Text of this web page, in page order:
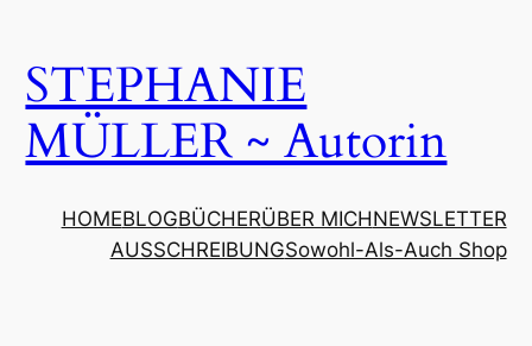
springen
STEPHANIE
MÜLLER ~ Autorin
HOMEBLOGBÜCHERÜBER MICHNEWSLETTER
AUSSCHREIBUNGSowohl-Als-Auch Shop